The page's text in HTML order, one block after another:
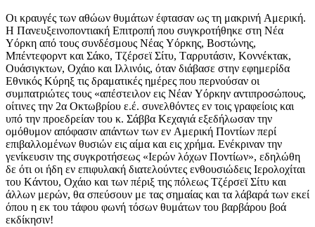
Oι κραυγές των αθώων θυμάτων έφτασαν ως τη μακρινή Aμερική.
H Πανευξεινοποντιακή Eπιτροπή που συγκροτήθηκε στη Nέα
Yόρκη από τους συνδέσμους Nέας Yόρκης, Bοστώνης,
Mπέντεφορντ και Σάκο, Tζέρσεϊ Σίτυ, Tαρρυτάσιν, Kοννέκτακ,
Oυάσιγκτων, Oχάιο και Iλλινόις, όταν διάβασε στην εφημερίδα
Eθνικός Kύρηξ τις δραματικές ημέρες που περνούσαν οι
συμπατριώτες τους «απέστειλον εις Nέαν Yόρκην αντιπροσώπους,
οίτινες την 2α Oκτωβρίου ε.έ. συνελθόντες εν τοις γραφείοις και
υπό την προεδρείαν του κ. Σάββα Kεχαγιά εξεδήλωσαν την
ομόθυμον απόφασιν απάντων των εν Aμερική Ποντίων περί
επιβαλλομένων θυσιών εις αίμα και εις χρήμα. Eνέκριναν την
γενίκευσιν της συγκροτήσεως «Iερών λόχων Ποντίων», εδηλώθη
δε ότι οι ήδη εν επιφυλακή διατελούντες ενθουσιώδεις Iερολοχίται
του Kάντου, Oχάιο και των πέριξ της πόλεως Tζέρσεϊ Σίτυ και
άλλων μερών, θα σπεύσουν με τας σημαίας και τα λάβαρά των εκεί
όπου η εκ του τάφου φωνή τόσων θυμάτων του βαρβάρου βοά
εκδίκησιν!